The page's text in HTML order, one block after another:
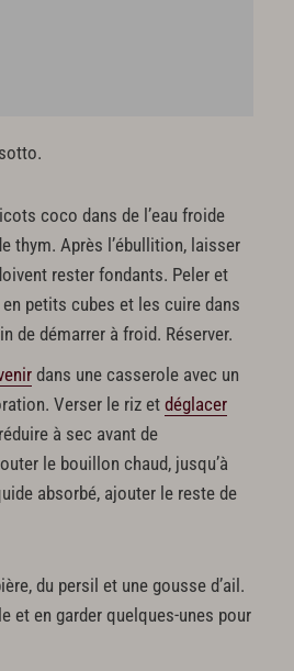
coco dans de l’eau froide
thym. Après l’ébullition, laisser
rester fondants. Peler et
petits cubes et les cuire dans
de démarrer à froid. Réserver.
dans une casserole avec un
Verser le riz et déglacer
à sec avant de
le bouillon chaud, jusqu’à
absorbé, ajouter le reste de
du persil et une gousse d’ail.
et en garder quelques-unes pour